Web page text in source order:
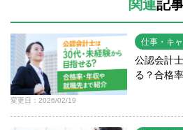
関連記
変更日：2026/02/19
仕事・キ
公認会計
る？合格